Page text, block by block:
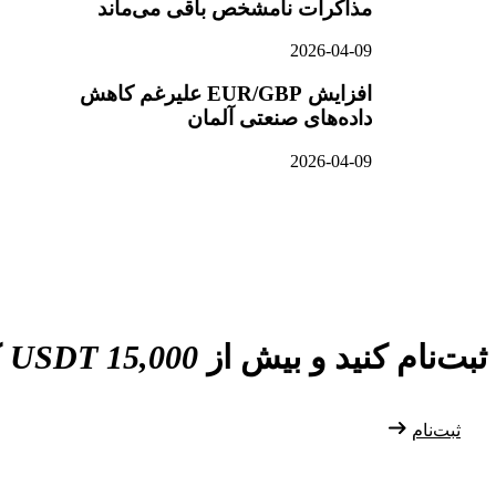
مذاکرات نامشخص باقی می‌ماند
2026-04-09
افزایش EUR/GBP علیرغم کاهش
داده‌های صنعتی آلمان
2026-04-09
ثبت‌نام کنید و بیش از 15,000 USDT
ثبت‌نام